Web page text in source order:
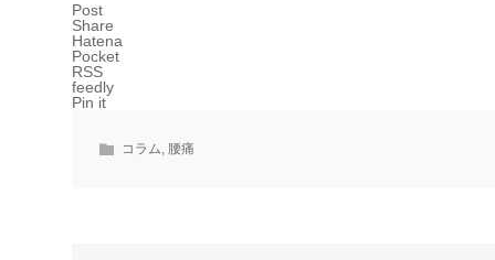
Post
Share
Hatena
Pocket
RSS
feedly
Pin it
コラム, 腰痛